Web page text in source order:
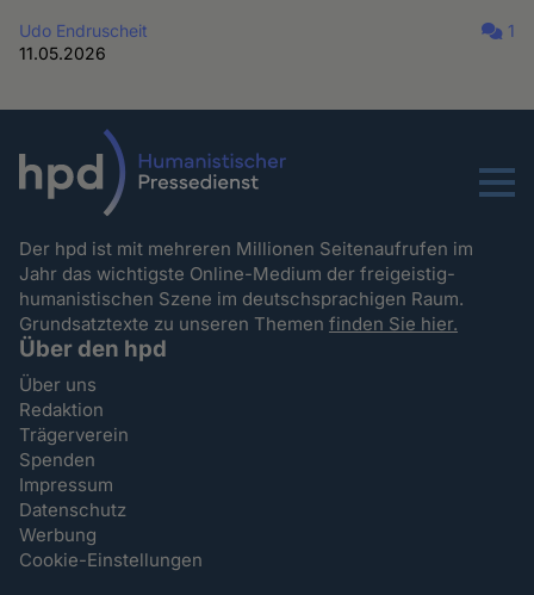
Udo Endruscheit
11.05.2026
1
Menu
Der hpd ist mit mehreren Millionen Seitenaufrufen im
Jahr das wichtigste Online-Medium der freigeistig-
humanistischen Szene im deutschsprachigen Raum.
Grundsatztexte zu unseren Themenfinden Sie hier.
Über den hpd
Über uns
Redaktion
Trägerverein
Spenden
Impressum
Datenschutz
Werbung
Cookie-Einstellungen